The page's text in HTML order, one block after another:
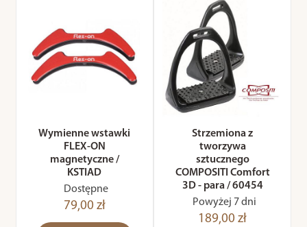
Wymienne wstawki
FLEX-ON
magnetyczne /
KSTIAD
Dostępne
79,00 zł
Strzemiona z
tworzywa
sztucznego
COMPOSITI Comfort
3D - para / 60454
Powyżej 7 dni
189,00 zł